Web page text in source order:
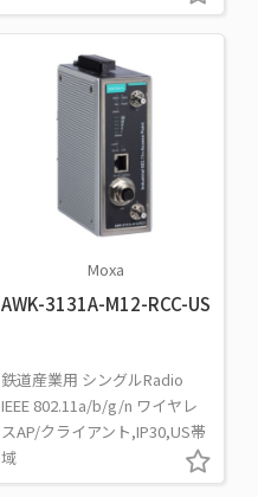
Moxa
AWK-3131A-M12-RCC-US
鉄道産業用 シングルRadio
IEEE 802.11a/b/g/n ワイヤレ
スAP/クライアント,IP30,US帯
域